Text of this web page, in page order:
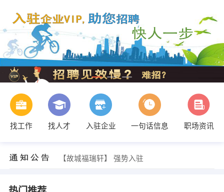
找工作 找人才 入驻企业 一句话信息 职场资讯
【故城福瑞轩】 强势入驻